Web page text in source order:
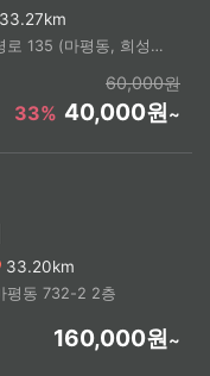
33.27km
경기 용인시 처인구 금령로 135 (마평동, 희성빌딩)
60,000원
33% 40,000원~
33.20km
평동 732-2 2층
160,000원~